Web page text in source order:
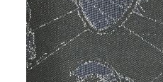
CONSEJOS Y TUTORIALES
FAQ